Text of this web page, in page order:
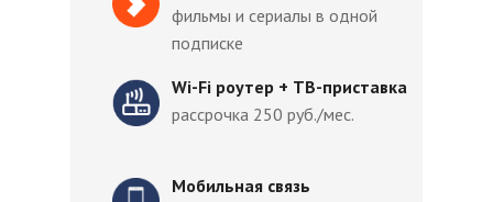
Wi-Fi роутер + ТВ-приставка
рассрочка 250 руб./мес.
фильмы и сериалы в одной
подписке
Мобильная связь